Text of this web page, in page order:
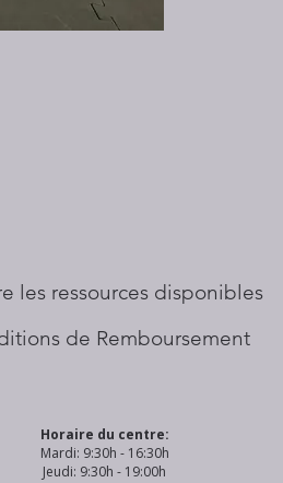
les ressources disponibles
de Remboursement
Horaire du centre:
Mardi: 9:30h - 16:30h
Jeudi: 9:30h - 19:00h